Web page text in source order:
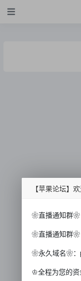
【苹果论坛】
❀直播通知群❀
❀直播通知群❀
❀永久域名❀：
♔全程为您的